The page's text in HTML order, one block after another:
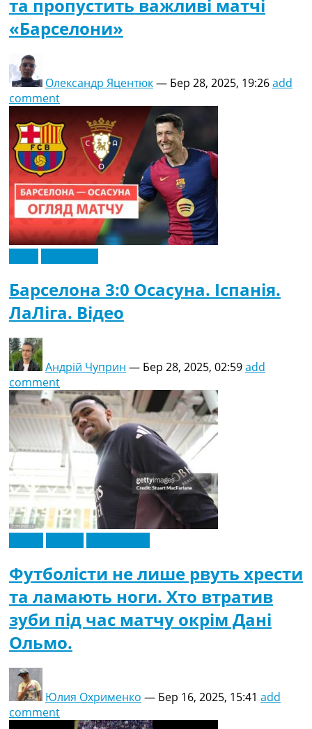
та пропустить важливі матчі
«Барселони»
Олександр Яцентюк— Бер 28, 2025, 19:26add
comment
Барселона 3:0 Осасуна. Іспанія.
ЛаЛіга. Відео
Андрій Чуприн — Бер 28, 2025, 02:59add
comment
Футболісти не лише рвуть хрести
та ламають ноги. Хто втратив
зуби під час матчу окрім Дані
Ольмо.
Юлия Охрименко — Бер 16, 2025, 15:41 add
comment